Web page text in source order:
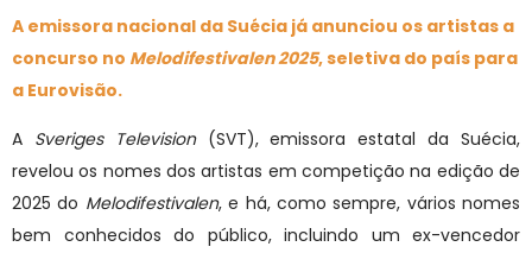
A emissora nacional da Suécia já anunciou os artistas a
concurso no Melodifestivalen 2025, seletiva do país para
a Eurovisão.
A Sveriges Television (SVT), emissora estatal da Suécia,
revelou os nomes dos artistas em competição na edição de
2025 do Melodifestivalen, e há, como sempre, vários nomes
bem conhecidos do público, incluindo um ex-vencedor